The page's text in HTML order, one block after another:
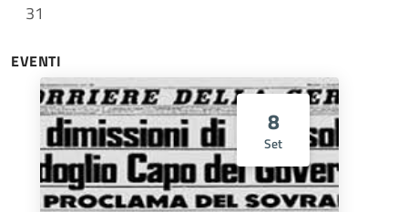
31
EVENTI
8
Set